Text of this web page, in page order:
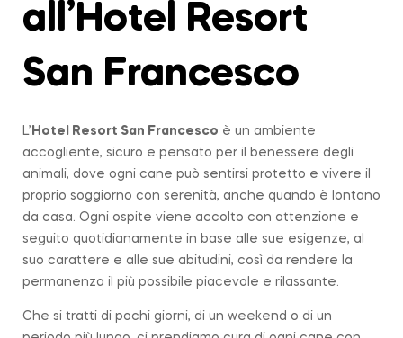
all’Hotel Resort
San Francesco
L’ Hotel Resort San Francesco è un ambiente
accogliente, sicuro e pensato per il benessere degli
animali, dove ogni cane può sentirsi protetto e vivere il
proprio soggiorno con serenità, anche quando è lontano
da casa. Ogni ospite viene accolto con attenzione e
seguito quotidianamente in base alle sue esigenze, al
suo carattere e alle sue abitudini, così da rendere la
permanenza il più possibile piacevole e rilassante.
Che si tratti di pochi giorni, di un weekend o di un